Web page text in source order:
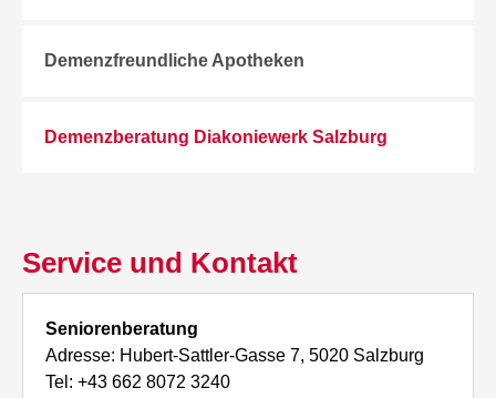
Demenzfreundliche Apotheken
Demenzberatung Diakoniewerk Salzburg
Service und Kontakt
Seniorenberatung
Adresse: Hubert-Sattler-Gasse 7, 5020 Salzburg
Tel: +43 662 8072 3240